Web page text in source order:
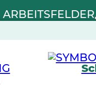
ARBEITSFELDER